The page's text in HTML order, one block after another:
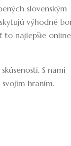
slovenským
výhodné
to najlepšie online
S nami
hraním.